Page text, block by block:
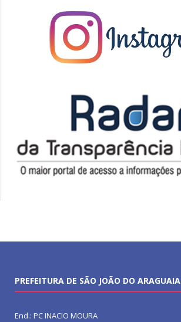
PREFEITURA DE SÃO JOÃO DO ARAGUAIA
End.: PC INACIO MOURA